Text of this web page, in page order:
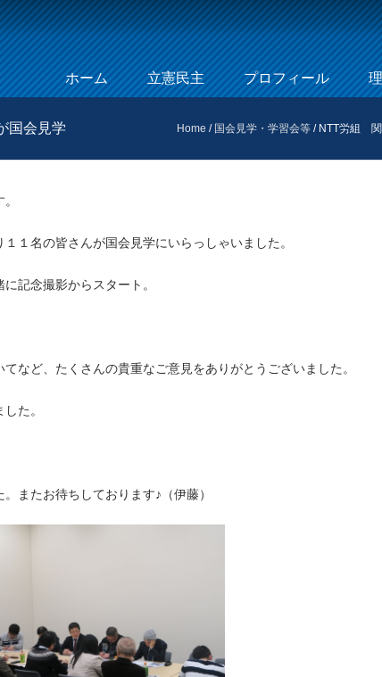
Menu
Skip to content
ホーム 立憲民主 プロフィール
国会見学 Home / 国会見学・学習会等 / NTT労組 関
１名の皆さんが国会見学にいらっしゃいました。
記念撮影からスタート。
など、たくさんの貴重なご意見をありがとうございました。
た。
またお待ちしております♪（伊藤）